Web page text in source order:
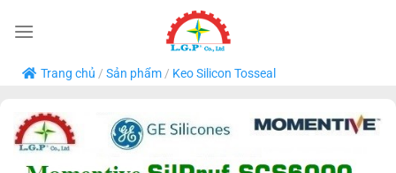
qua
dung
Trang chủ / Sản phẩm/ Keo Silicon Tosseal